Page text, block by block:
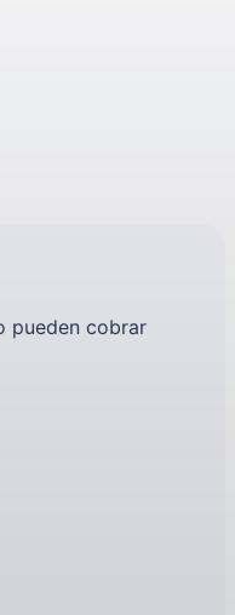
pueden cobrar